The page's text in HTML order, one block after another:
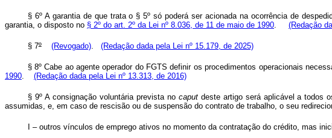
§ 6º A garantia de que trata o § 5º só poderá ser acionada na ocorrência de
garantia, o disposto no § 2º do art. 2º da Lei nº 8.036, de 11 de maio de 1990 (Redação
§ 7º (Revogado). (Redação dada pela Lei nº 15.179, de 2025)
§ 8º Cabe ao agente operador do FGTS definir os procedimentos operacionais
1990
(Redação dada pela Lei nº 13.313, de 2016)
§ 9º A consignação voluntária prevista no caputdeste artigo será aplicável a todos
assumidas, e, em caso de rescisão ou de suspensão do contrato de trabalho, o seu
I – outros vínculos de emprego ativos no momento da contratação do crédito, mas